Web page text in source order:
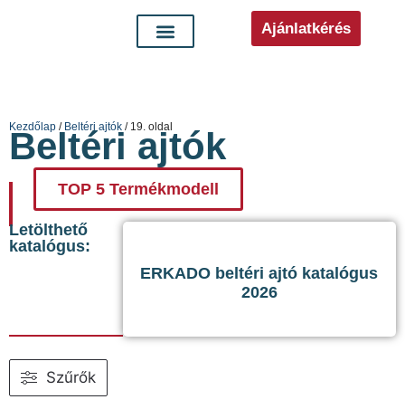
Ajánlatkérés
Kezdőlap / Beltéri ajtók / 19. oldal
Beltéri ajtók
TOP 5 Termékmodell
Letölthető
katalógus:
ERKADO beltéri ajtó katalógus
2026
Szűrők